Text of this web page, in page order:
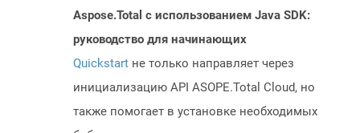
Aspose.Total с использованием Java SDK:
руководство для начинающих
Quickstart не только направляет через
инициализацию API ASOPE.Total Cloud, но
также помогает в установке необходимых